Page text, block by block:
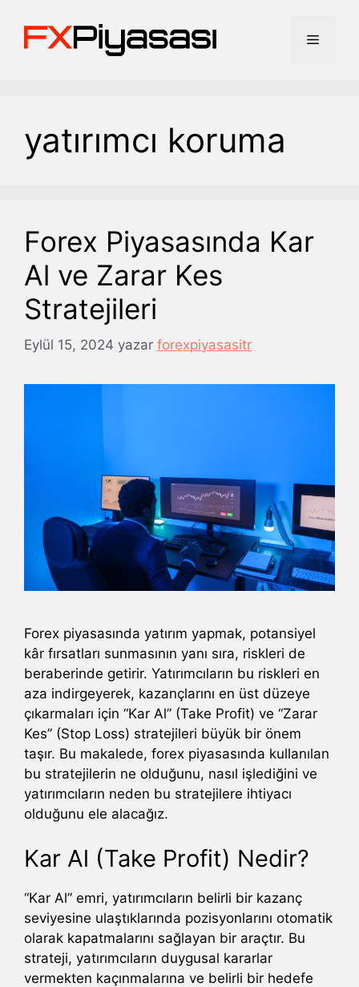
Menü
yatırımcı koruma
Forex Piyasasında Kar
Al ve Zarar Kes
Stratejileri
Eylül 15, 2024 yazar forexpiyasasitr
Forex piyasasında yatırım yapmak, potansiyel
kâr fırsatları sunmasının yanı sıra, riskleri de
beraberinde getirir. Yatırımcıların bu riskleri en
aza indirgeyerek, kazançlarını en üst düzeye
çıkarmaları için “Kar Al” (Take Profit) ve “Zarar
Kes” (Stop Loss) stratejileri büyük bir önem
taşır. Bu makalede, forex piyasasında kullanılan
bu stratejilerin ne olduğunu, nasıl işlediğini ve
yatırımcıların neden bu stratejilere ihtiyacı
olduğunu ele alacağız.
Kar Al (Take Profit) Nedir?
“Kar Al” emri, yatırımcıların belirli bir kazanç
seviyesine ulaştıklarında pozisyonlarını otomatik
olarak kapatmalarını sağlayan bir araçtır. Bu
strateji, yatırımcıların duygusal kararlar
vermekten kaçınmalarına ve belirli bir hedefe